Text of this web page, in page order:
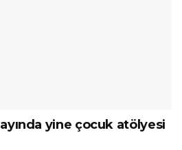
yine çocuk atölyesi